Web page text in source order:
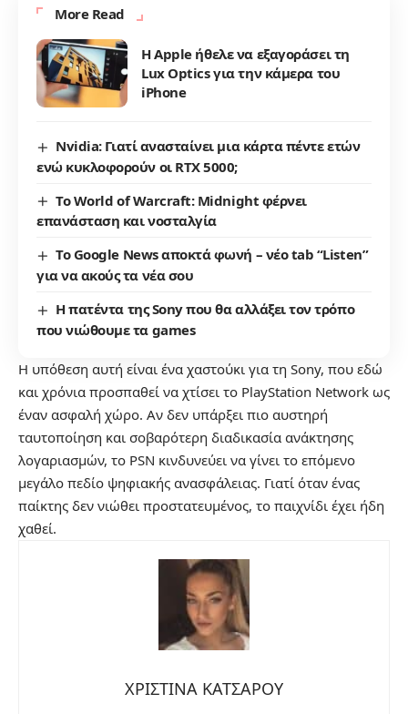
More Read
Η Apple ήθελε να εξαγοράσει τη
Lux Optics για την κάμερα του
iPhone
Nvidia: Γιατί ανασταίνει μια κάρτα πέντε ετών
ενώ κυκλοφορούν οι RTX 5000;
Το World of Warcraft: Μidnight φέρνει
επανάσταση και νοσταλγία
Το Google News αποκτά φωνή – νέο tab “Listen”
για να ακούς τα νέα σου
Η πατέντα της Sony που θα αλλάξει τον τρόπο
που νιώθουμε τα games
Η υπόθεση αυτή είναι ένα χαστούκι για τη Sony, που εδώ
και χρόνια προσπαθεί να χτίσει το PlayStation Network ως
έναν ασφαλή χώρο. Αν δεν υπάρξει πιο αυστηρή
ταυτοποίηση και σοβαρότερη διαδικασία ανάκτησης
λογαριασμών, το PSN κινδυνεύει να γίνει το επόμενο
μεγάλο πεδίο ψηφιακής ανασφάλειας. Γιατί όταν ένας
παίκτης δεν νιώθει προστατευμένος, το παιχνίδι έχει ήδη
χαθεί.
ΧΡΙΣΤΙΝΑ ΚΑΤΣΑΡΟΥ